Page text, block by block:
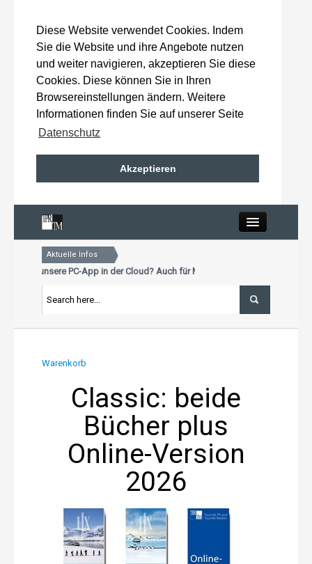
Diese Website verwendet Cookies. Indem
Sie die Website und ihre Angebote nutzen
und weiter navigieren, akzeptieren Sie diese
Cookies. Diese können Sie in Ihren
Browsereinstellungen ändern. Weitere
Informationen finden Sie auf unserer Seite
Datenschutz
Akzeptieren
Home
Online-Adressanwendung
Einträge aktualisieren
Aktuelle Infos
schon unsere PC-App in der Cloud? Auch für Mac und Tablet
für Premiumkunden: 15. Oktober 2026
schon unsere PC-App in der Cloud? Auch für Mac und Tablet
Classic: beide
Bücher plus
Online-Version
2026
Warenkorb